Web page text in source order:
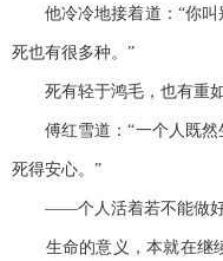
他冷冷地接着道：“你叫
死也有很多种。”
死有轻于鸿毛，也有重如
傅红雪道：“一个人既然
死得安心。”
——个人活着若不能做好
生命的意义，本就在继续